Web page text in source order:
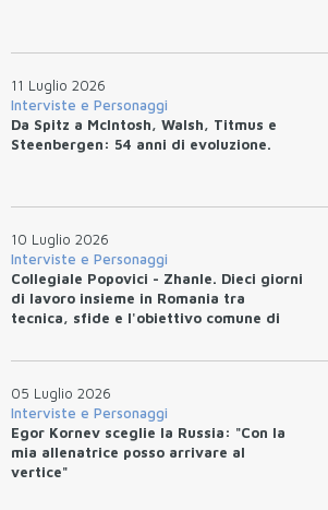
11 Luglio 2026
Interviste e Personaggi
Da Spitz a McIntosh, Walsh, Titmus e
Steenbergen: 54 anni di evoluzione.
10 Luglio 2026
Interviste e Personaggi
Collegiale Popovici - Zhanle. Dieci giorni
di lavoro insieme in Romania tra
tecnica, sfide e l'obiettivo comune di
05 Luglio 2026
Interviste e Personaggi
Egor Kornev sceglie la Russia: "Con la
mia allenatrice posso arrivare al
vertice"